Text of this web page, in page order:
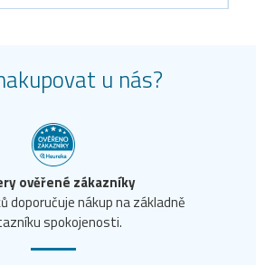
u nás?
ověřené zákazníky
doporučuje nákup na základně
spokojenosti.